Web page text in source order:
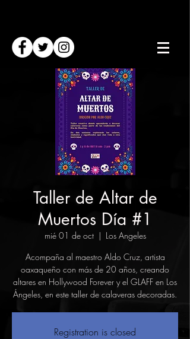
Taller de Altar de
Muertos Día #1
mié 01 de oct
  |
Los Angeles
Acompaña al maestro Aldo Cruz, artista
oaxaqueño con más de 20 años, creando
altares en Hollywood Forever y el GLAFF en Los
Registration is closed